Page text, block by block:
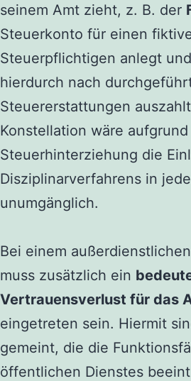
seinem Amt zieht, z. B. der
Steuerkonto für einen
Steuerpflichtigen anlegt
hierdurch nach
Steuererstattungen
Konstellation wäre
Steuerhinterziehung die
Disziplinarverfahrens in
unumgänglich.
Bei einem
muss zusätzlich ein
Vertrauensverlust für das
eingetreten sein. Hiermit
gemeint, die die
öffentlichen Dienstes